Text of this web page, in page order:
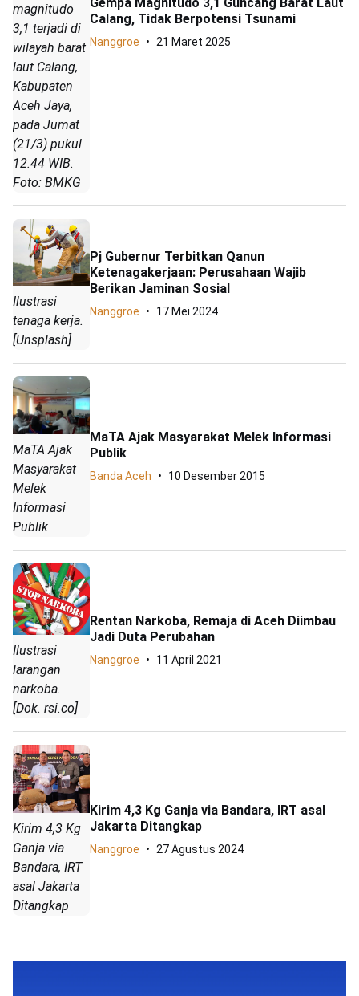
magnitudo
3,1 terjadi di
wilayah barat
laut Calang,
Kabupaten
Aceh Jaya,
pada Jumat
(21/3) pukul
12.44 WIB.
Foto: BMKG
Calang, Tidak Berpotensi Tsunami
Nanggroe 21 Maret 2025
Ilustrasi
tenaga kerja.
[Unsplash]
Pj Gubernur Terbitkan Qanun
Ketenagakerjaan: Perusahaan Wajib
Berikan Jaminan Sosial
Nanggroe 17 Mei 2024
MaTA Ajak
Masyarakat
Melek
Informasi
Publik
MaTA Ajak Masyarakat Melek Informasi
Publik
Banda Aceh 10 Desember 2015
Ilustrasi
larangan
narkoba.
[Dok. rsi.co]
Rentan Narkoba, Remaja di Aceh Diimbau
Jadi Duta Perubahan
Nanggroe 11 April 2021
Kirim 4,3 Kg
Ganja via
Bandara, IRT
asal Jakarta
Ditangkap
Kirim 4,3 Kg Ganja via Bandara, IRT asal
Jakarta Ditangkap
Nanggroe 27 Agustus 2024